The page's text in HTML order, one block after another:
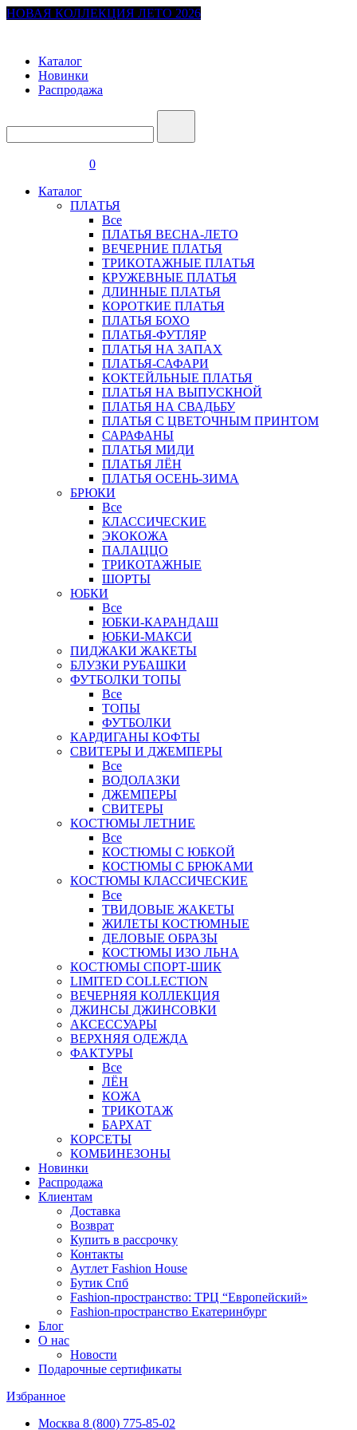
НОВАЯ КОЛЛЕКЦИЯ ЛЕТО 2026
Каталог
Новинки
Распродажа
0
Каталог
ПЛАТЬЯ
Все
ПЛАТЬЯ ВЕСНА-ЛЕТО
ВЕЧЕРНИЕ ПЛАТЬЯ
ТРИКОТАЖНЫЕ ПЛАТЬЯ
КРУЖЕВНЫЕ ПЛАТЬЯ
ДЛИННЫЕ ПЛАТЬЯ
КОРОТКИЕ ПЛАТЬЯ
ПЛАТЬЯ БОХО
ПЛАТЬЯ-ФУТЛЯР
ПЛАТЬЯ НА ЗАПАХ
ПЛАТЬЯ-САФАРИ
КОКТЕЙЛЬНЫЕ ПЛАТЬЯ
ПЛАТЬЯ НА ВЫПУСКНОЙ
ПЛАТЬЯ НА СВАДЬБУ
ПЛАТЬЯ С ЦВЕТОЧНЫМ ПРИНТОМ
САРАФАНЫ
ПЛАТЬЯ МИДИ
ПЛАТЬЯ ЛЁН
ПЛАТЬЯ ОСЕНЬ-ЗИМА
БРЮКИ
Все
КЛАССИЧЕСКИЕ
ЭКОКОЖА
ПАЛАЦЦО
ТРИКОТАЖНЫЕ
ШОРТЫ
ЮБКИ
Все
ЮБКИ-КАРАНДАШ
ЮБКИ-МАКСИ
ПИДЖАКИ ЖАКЕТЫ
БЛУЗКИ РУБАШКИ
ФУТБОЛКИ ТОПЫ
Все
ТОПЫ
ФУТБОЛКИ
КАРДИГАНЫ КОФТЫ
СВИТЕРЫ И ДЖЕМПЕРЫ
Все
ВОДОЛАЗКИ
ДЖЕМПЕРЫ
СВИТЕРЫ
КОСТЮМЫ ЛЕТНИЕ
Все
КОСТЮМЫ С ЮБКОЙ
КОСТЮМЫ С БРЮКАМИ
КОСТЮМЫ КЛАССИЧЕСКИЕ
Все
ТВИДОВЫЕ ЖАКЕТЫ
ЖИЛЕТЫ КОСТЮМНЫЕ
ДЕЛОВЫЕ ОБРАЗЫ
КОСТЮМЫ ИЗО ЛЬНА
КОСТЮМЫ СПОРТ-ШИК
LIMITED COLLECTION
ВЕЧЕРНЯЯ КОЛЛЕКЦИЯ
ДЖИНСЫ ДЖИНСОВКИ
АКСЕССУАРЫ
ВЕРХНЯЯ ОДЕЖДА
ФАКТУРЫ
Все
ЛЁН
КОЖА
ТРИКОТАЖ
БАРХАТ
КОРСЕТЫ
КОМБИНЕЗОНЫ
Новинки
Распродажа
Клиентам
Доставка
Возврат
Купить в рассрочку
Контакты
Аутлет Fashion House
Бутик Спб
Fashion-пространство: ТРЦ “Европейский»
Fashion-пространство Екатеринбург
Блог
О нас
Новости
Подарочные сертификаты
Избранное
Москва 8 (800) 775-85-02